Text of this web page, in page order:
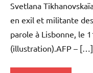
Svetlana
en exil et militante
parole à Lisbonne, le
(illustration).AFP – […]